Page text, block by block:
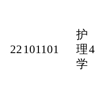
22 101101
护
理
学
4